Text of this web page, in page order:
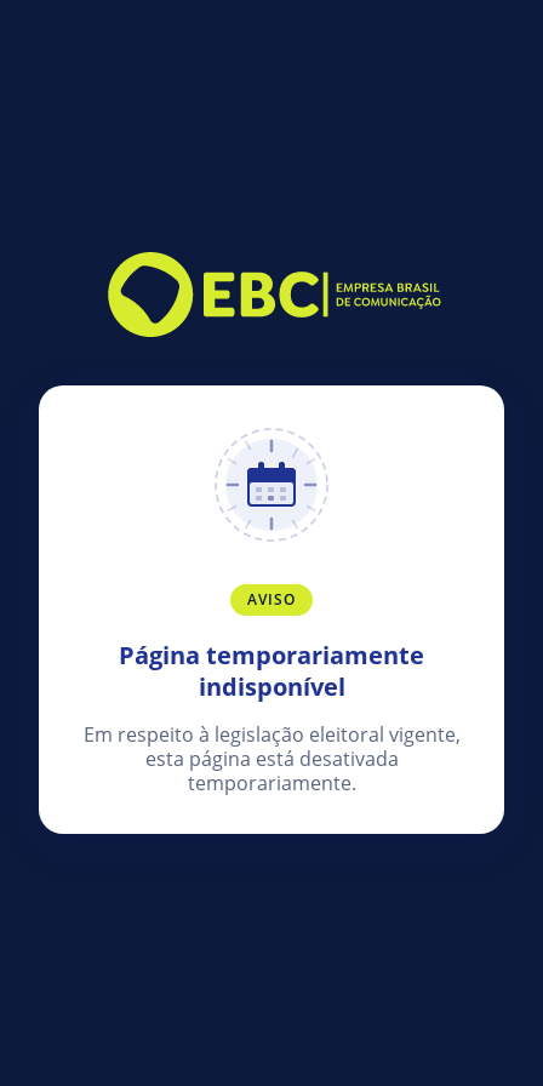
AVISO
Página temporariamente
indisponível
Em respeito à legislação eleitoral vigente,
esta página está desativada
temporariamente.